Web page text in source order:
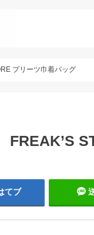
プリーツ巾着バッグ
てブ